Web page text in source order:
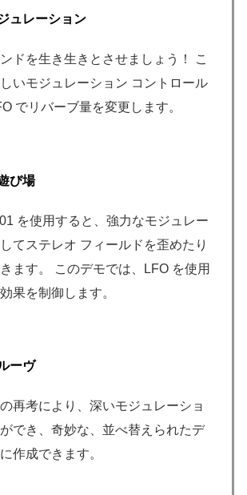
ュレーション
ドを生き生きとさせましょう！ こ
いモジュレーション コントロール
でリバーブ量を変更します。
び場
を使用すると、強力なモジュレー
てステレオ フィールドを歪めたり
ます。 このデモでは、LFO を使用
果を制御します。
ーヴ
再考により、深いモジュレーショ
でき、奇妙な、並べ替えられたデ
作成できます。